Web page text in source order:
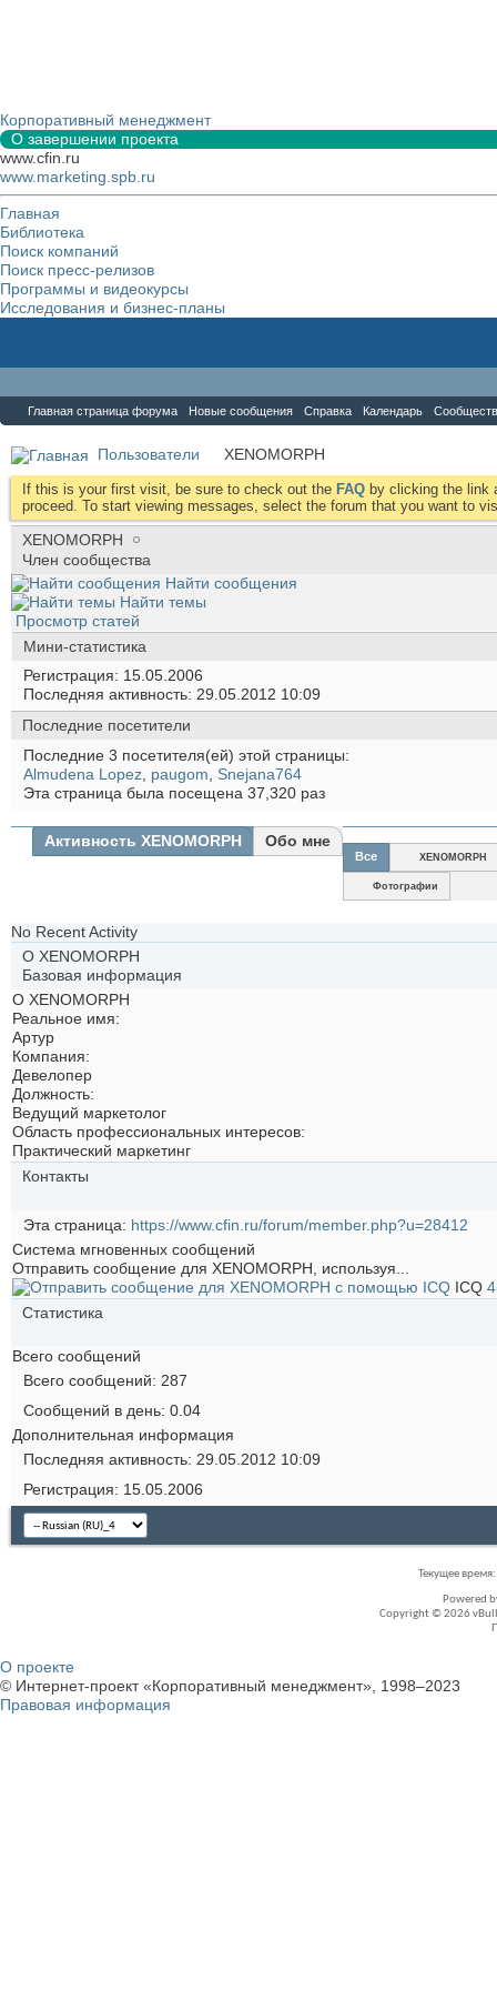
Корпоративный менеджмент
О завершении проекта
www.cfin.ru
www.marketing.spb.ru
Главная
Библиотека
Поиск компаний
Поиск пресс-релизов
Программы и видеокурсы
Исследования и бизнес-планы
Главная страница форума Новые сообщения Справка Календарь
Пользователи XENOMORPH
If this is your first visit, be sure to check out the FAQ by clicking the link
proceed. To start viewing messages, select the forum that you want to
XENOMORPH
Член сообщества
Найти сообщения
Найти темы
Просмотр статей
Мини-статистика
Регистрация
15.05.2006
Последняя активность 29.05.2012 10:09
Последние посетители
Последние 3 посетителя(ей) этой страницы:
Almudena Lopez, paugom, Snejana764
Эта страница была посещена 37,320 раз
Активность XENOMORPH Обо мне
Все XENOMORPH
Фотографии
No Recent Activity
О XENOMORPH
Базовая информация
О XENOMORPH
Реальное имя:
Артур
Компания:
Девелопер
Должность:
Ведущий маркетолог
Область профессиональных интересов:
Практический маркетинг
Контакты
Эта страница https://www.cfin.ru/forum/member.php?u=28412
Система мгновенных сообщений
Отправить сообщение для XENOMORPH, используя...
ICQ
Статистика
Всего сообщений
Всего сообщений 287
Сообщений в день 0.04
Дополнительная информация
Последняя активность 29.05.2012 10:09
Регистрация
15.05.2006
Текущее время:
Powered
Copyright © 2026
О проекте
© Интернет-проект «Корпоративный менеджмент», 1998–2023
Правовая информация